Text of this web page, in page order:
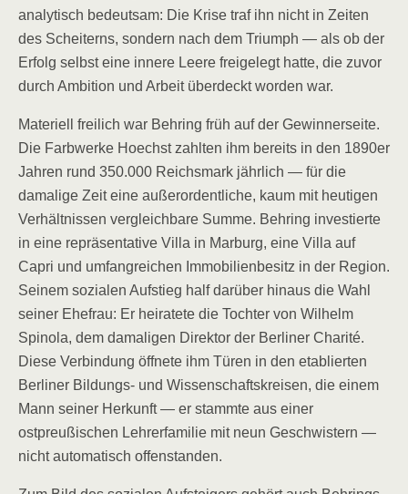
analytisch bedeutsam: Die Krise traf ihn nicht in Zeiten
des Scheiterns, sondern nach dem Triumph — als ob der
Erfolg selbst eine innere Leere freigelegt hatte, die zuvor
durch Ambition und Arbeit überdeckt worden war.
Materiell freilich war Behring früh auf der Gewinnerseite.
Die Farbwerke Hoechst zahlten ihm bereits in den 1890er
Jahren rund 350.000 Reichsmark jährlich — für die
damalige Zeit eine außerordentliche, kaum mit heutigen
Verhältnissen vergleichbare Summe. Behring investierte
in eine repräsentative Villa in Marburg, eine Villa auf
Capri und umfangreichen Immobilienbesitz in der Region.
Seinem sozialen Aufstieg half darüber hinaus die Wahl
seiner Ehefrau: Er heiratete die Tochter von Wilhelm
Spinola, dem damaligen Direktor der Berliner Charité.
Diese Verbindung öffnete ihm Türen in den etablierten
Berliner Bildungs- und Wissenschaftskreisen, die einem
Mann seiner Herkunft — er stammte aus einer
ostpreußischen Lehrerfamilie mit neun Geschwistern —
nicht automatisch offenstanden.